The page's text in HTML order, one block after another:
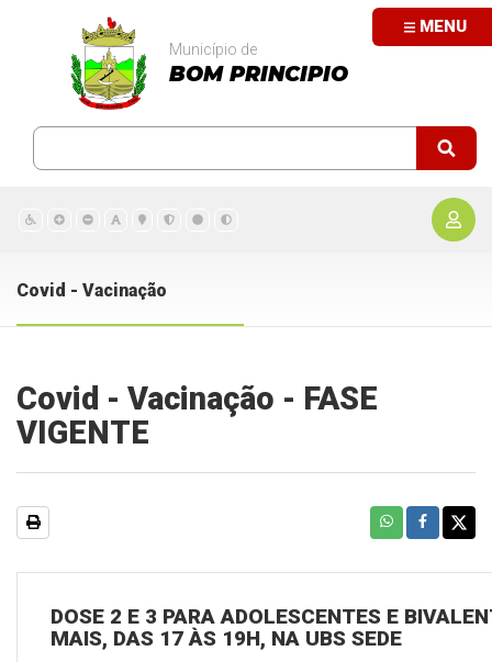
MENU
Município de
BOM PRINCIPIO
Covid - Vacinação
Covid - Vacinação - FASE
VIGENTE
DOSE 2 E 3 PARA ADOLESCENTES E
MAIS, DAS 17 ÀS 19H, NA UBS SEDE